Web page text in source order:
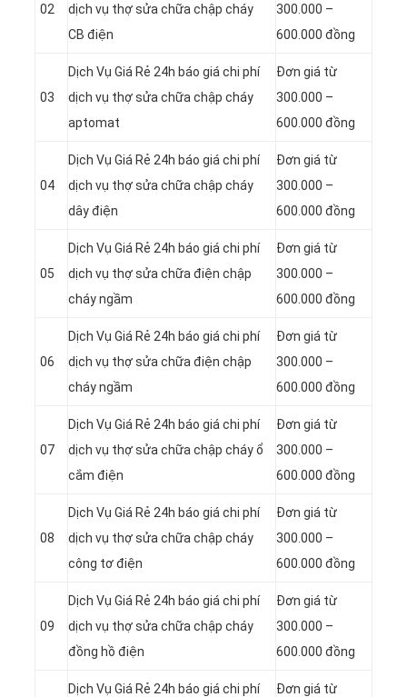
02
dịch vụ thợ sửa chữa chập cháy
CB điện
300.000 –
600.000 đồng
03
Dịch Vụ Giá Rẻ 24h báo giá chi phí
dịch vụ thợ sửa chữa chập cháy
aptomat
Đơn giá từ
300.000 –
600.000 đồng
04
Dịch Vụ Giá Rẻ 24h báo giá chi phí
dịch vụ thợ sửa chữa chập cháy
dây điện
Đơn giá từ
300.000 –
600.000 đồng
05
Dịch Vụ Giá Rẻ 24h báo giá chi phí
dịch vụ thợ sửa chữa điện chập
cháy ngầm
Đơn giá từ
300.000 –
600.000 đồng
06
Dịch Vụ Giá Rẻ 24h báo giá chi phí
dịch vụ thợ sửa chữa điện chập
cháy ngầm
Đơn giá từ
300.000 –
600.000 đồng
07
Dịch Vụ Giá Rẻ 24h báo giá chi phí
dịch vụ thợ sửa chữa chập cháy ổ
cắm điện
Đơn giá từ
300.000 –
600.000 đồng
08
Dịch Vụ Giá Rẻ 24h báo giá chi phí
dịch vụ thợ sửa chữa chập cháy
công tơ điện
Đơn giá từ
300.000 –
600.000 đồng
09
Dịch Vụ Giá Rẻ 24h báo giá chi phí
dịch vụ thợ sửa chữa chập cháy
đồng hồ điện
Đơn giá từ
300.000 –
600.000 đồng
Dịch Vụ Giá Rẻ 24h báo giá chi phí
Đơn giá từ